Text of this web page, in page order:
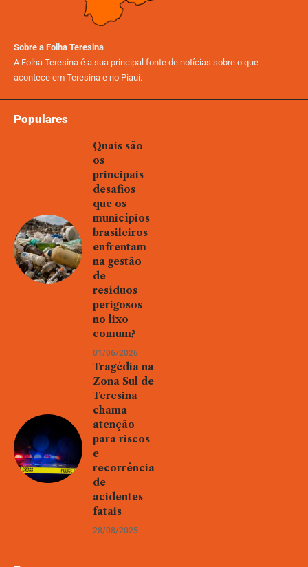
Sobre a Folha Teresina
A Folha Teresina é a sua principal fonte de notícias sobre o que
acontece em Teresina e no Piauí.
Populares
Quais são
os
principais
desafios
que os
municípios
brasileiros
enfrentam
na gestão
de
resíduos
perigosos
no lixo
comum?
01/06/2026
Tragédia na
Zona Sul de
Teresina
chama
atenção
para riscos
e
recorrência
de
acidentes
fatais
28/08/2025